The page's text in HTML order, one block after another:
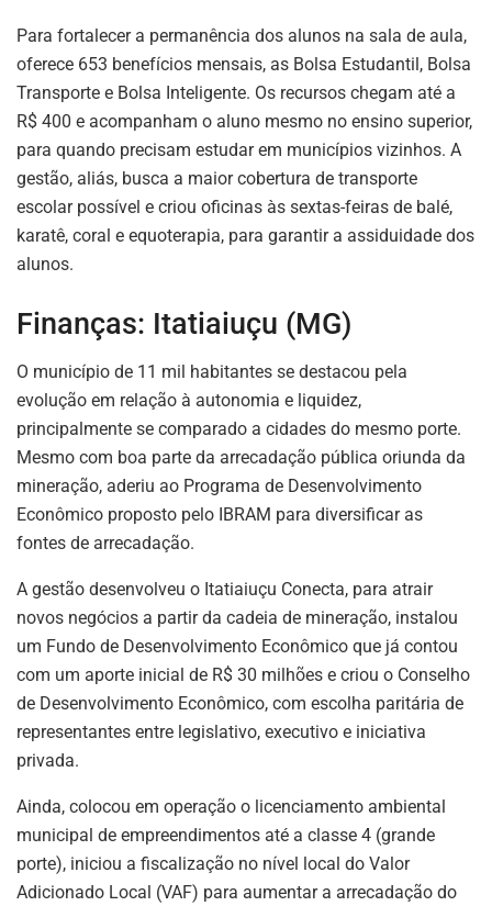
Para fortalecer a permanência dos alunos na sala de aula,
oferece 653 benefícios mensais, as Bolsa Estudantil, Bolsa
Transporte e Bolsa Inteligente. Os recursos chegam até a
R$ 400 e acompanham o aluno mesmo no ensino superior,
para quando precisam estudar em municípios vizinhos. A
gestão, aliás, busca a maior cobertura de transporte
escolar possível e criou oficinas às sextas-feiras de balé,
karatê, coral e equoterapia, para garantir a assiduidade dos
alunos.
Finanças: Itatiaiuçu (MG)
O município de 11 mil habitantes se destacou pela
evolução em relação à autonomia e liquidez,
principalmente se comparado a cidades do mesmo porte.
Mesmo com boa parte da arrecadação pública oriunda da
mineração, aderiu ao Programa de Desenvolvimento
Econômico proposto pelo IBRAM para diversificar as
fontes de arrecadação.
A gestão desenvolveu o Itatiaiuçu Conecta, para atrair
novos negócios a partir da cadeia de mineração, instalou
um Fundo de Desenvolvimento Econômico que já contou
com um aporte inicial de R$ 30 milhões e criou o Conselho
de Desenvolvimento Econômico, com escolha paritária de
representantes entre legislativo, executivo e iniciativa
privada.
Ainda, colocou em operação o licenciamento ambiental
municipal de empreendimentos até a classe 4 (grande
porte), iniciou a fiscalização no nível local do Valor
Adicionado Local (VAF) para aumentar a arrecadação do